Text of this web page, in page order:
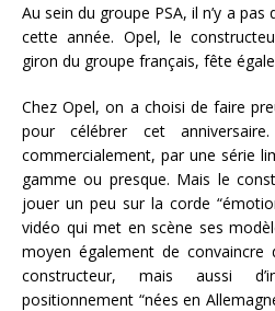
Au sein du groupe PSA, il n’y a
cette année. Opel, le
giron du groupe français, fête
Chez Opel, on a choisi de faire
pour célébrer cet
commercialement, par une série
gamme ou presque. Mais le
jouer un peu sur la corde
vidéo qui met en scène ses
moyen également de convaincre
constructeur, mais aussi
positionnement “nées en